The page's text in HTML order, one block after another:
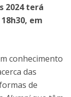
2024 terá
em
conhecimento
das
de